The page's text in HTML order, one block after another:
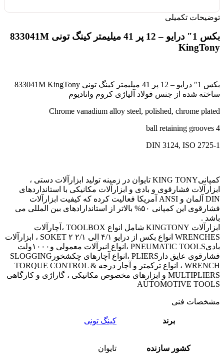
توضیحات تکمیلی
بکس 1″ درایو – 12 پر 41 میلیمتر کینگ تونی 833041M
KingTony
بکس 1″ درایو – 12 پر 41 میلیمتر کینگ تونی 833041M KingTony
ساخته شده از جنس فولاد آلیاژی کروم وانادیوم
Chrome vanadium alloy steel, polished, chrome plated
4 ball retaining grooves
DIN 3124, ISO 2725-1
کمپانیKING TONY تایوان در زمینه تولید ابزارآلات دستی ،
ابزارآلات فشارقوی و بادی و ابزارآلات مکانیکی با استانداردهای
DIN آلمان و ANSI آمریکا فعالیت کرده که کیفیت ابزارآلات
فشارقوی این کمپانی ۵۰% بالاتر از استاندارادهای بین المللی می
باشد .
ابزارآلات KINGTONY شامل انواع TOOLBOX ،آچارآلات
WRENCHES انواع بکس از درایو ۴/۱ الی ۲/۱ ۲ SOKET ، ابزارآلات
بادیPNEUMATIC TOOLS ،انواع انبرآلات معمولی و۱۰۰۰ولت
فشارقوی عایق دارPLIERS ،انواع آچارهای چکشخورSLOGGING
WRENCH ، انواع ترکمتر و آچار درجه TORQUE CONTROL &
MULTIPLIERS و ابزارهای مخصوص مکانیکی ، گاراژی و کارگاهی
AUTOMOTIVE TOOLS
مشخصات فنی
برند کینگ تونی
کشور سازنده تایوان